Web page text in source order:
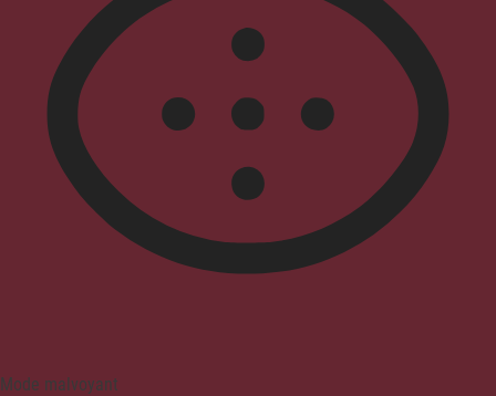
Mode malvoyant